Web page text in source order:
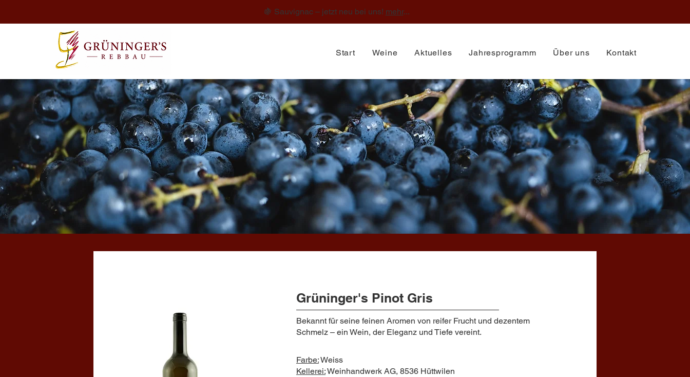
🍇 Sauvignac – jetzt neu bei uns! mehr...
Start Weine Aktuelles Jahresprogramm Über uns Kontakt
Grüninger's Pinot Gris
Bekannt für seine feinen Aromen von reifer Frucht und dezentem
Schmelz – ein Wein, der Eleganz und Tiefe vereint.
Farbe:Weiss
Kellerei:Weinhandwerk AG, 8536 Hüttwilen